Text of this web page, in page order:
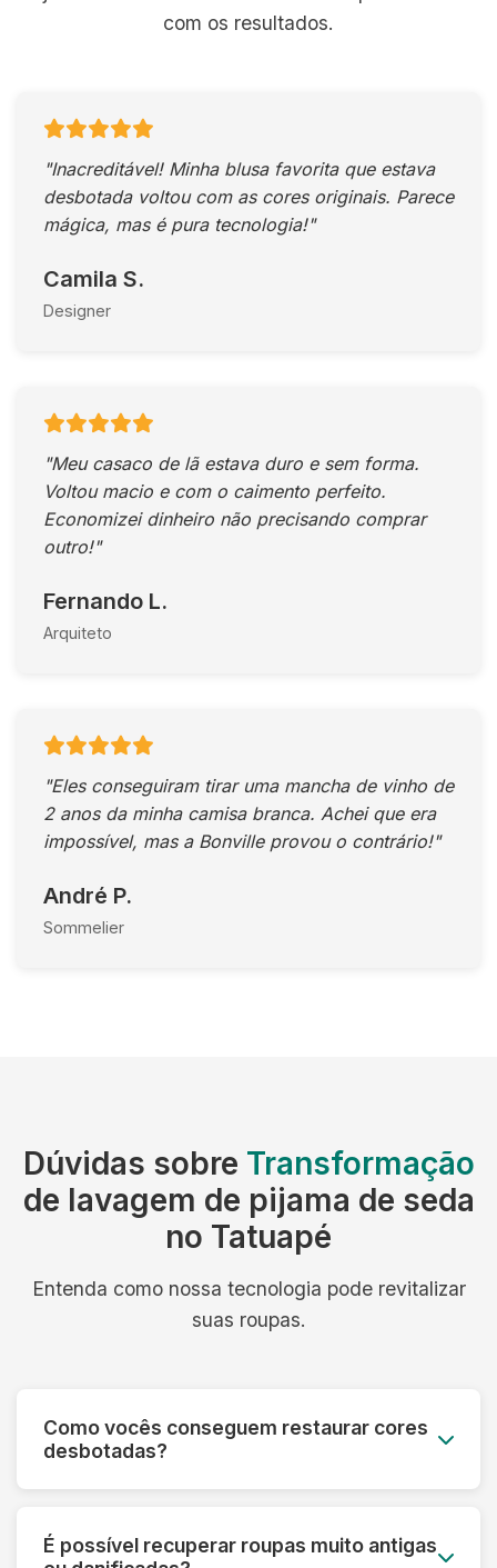
com os resultados.
"Inacreditável! Minha blusa favorita que estava
desbotada voltou com as cores originais. Parece
mágica, mas é pura tecnologia!"
Camila S.
Designer
"Meu casaco de lã estava duro e sem forma.
Voltou macio e com o caimento perfeito.
Economizei dinheiro não precisando comprar
outro!"
Fernando L.
Arquiteto
"Eles conseguiram tirar uma mancha de vinho de
2 anos da minha camisa branca. Achei que era
impossível, mas a Bonville provou o contrário!"
André P.
Sommelier
Dúvidas sobre Transformação
de lavagem de pijama de seda
no Tatuapé
Entenda como nossa tecnologia pode revitalizar
suas roupas.
Como vocês conseguem restaurar cores
desbotadas?
pigmentos das fibras e aplicamos tratamentos
que devolvem a vivacidade original das cores,
É possível recuperar roupas muito antigas